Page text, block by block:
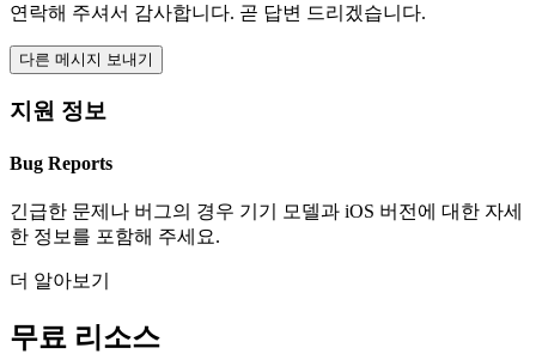
연락해 주셔서 감사합니다. 곧 답변 드리겠습니다.
다른 메시지 보내기
지원 정보
Bug Reports
긴급한 문제나 버그의 경우 기기 모델과 iOS 버전에 대한 자세
한 정보를 포함해 주세요.
더 알아보기
무료 리소스